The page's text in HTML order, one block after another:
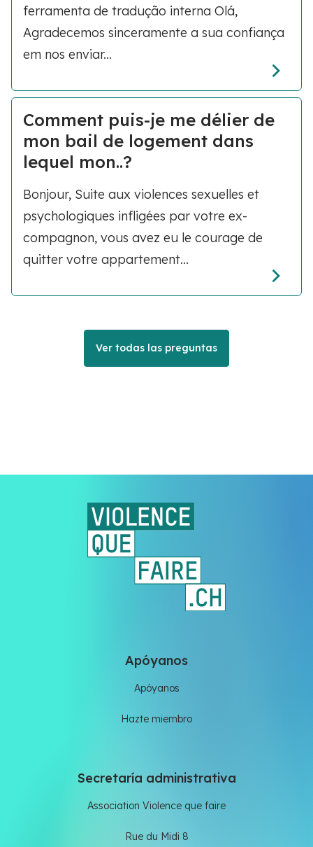
ferramenta de tradução interna Olá,
Agradecemos sinceramente a sua confiança
em nos enviar...
Comment puis-je me délier de
mon bail de logement dans
lequel mon..?
Bonjour, Suite aux violences sexuelles et
psychologiques infligées par votre ex-
compagnon, vous avez eu le courage de
quitter votre appartement...
Ver todas las preguntas
Apóyanos
Apóyanos
Hazte miembro
Secretaría administrativa
Association Violence que faire
Rue du Midi 8